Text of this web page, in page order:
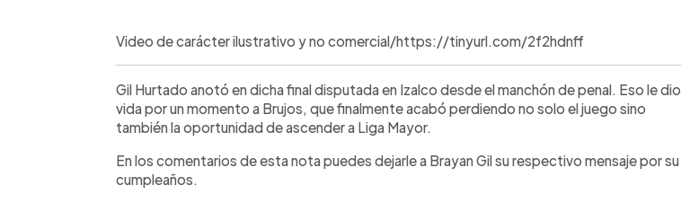
Video de carácter ilustrativo y no comercial/https://tinyurl.com/2f2hdnff
Gil Hurtado anotó en dicha final disputada en Izalco desde el manchón de penal. Eso le dio
vida por un momento a Brujos, que finalmente acabó perdiendo no solo el juego sino
también la oportunidad de ascender a Liga Mayor.
En los comentarios de esta nota puedes dejarle a Brayan Gil su respectivo mensaje por su
cumpleaños.